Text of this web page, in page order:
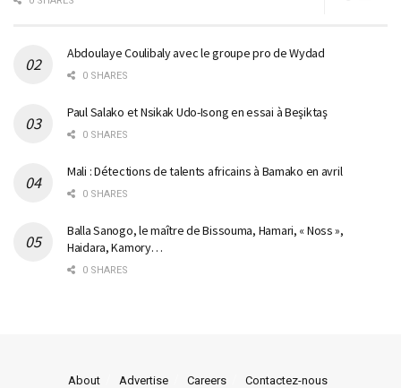
Abdoulaye Coulibaly avec le groupe pro de Wydad
0 SHARES
Paul Salako et Nsikak Udo-Isong en essai à Beşiktaş
0 SHARES
Mali : Détections de talents africains à Bamako en avril
0 SHARES
Balla Sanogo, le maître de Bissouma, Hamari, « Noss »,
Haidara, Kamory…
0 SHARES
About Advertise Careers Contactez-nous